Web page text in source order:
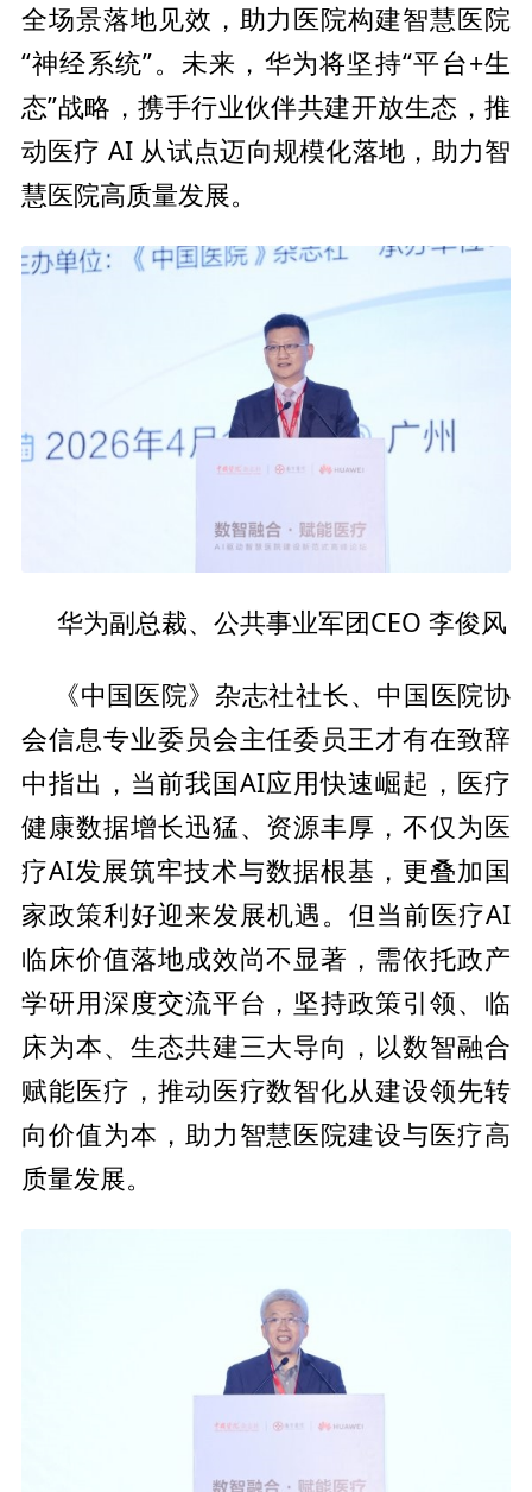
全场景落地见效，助力医院构建智慧医院
“神经系统”。未来，华为将坚持“平台+生
态”战略，携手行业伙伴共建开放生态，推
动医疗 AI 从试点迈向规模化落地，助力智
慧医院高质量发展。
华为副 总裁、公共事业军团CEO 李俊风
《中国医院》杂志社社长、 中国医院协
会信息专业委员会主任委员王才有在致辞
中指出，当前我国AI应用快速崛起，医疗
健康数据增长迅猛、资源丰厚，不仅为医
疗AI发展筑牢技术与数据根基，更叠加国
家政策利好迎来发展机遇。但当前医疗AI
临床价值落地成效尚不显著，需依托政产
学研用深度交流平台，坚持政策引领、临
床为本、生态共建三大导向，以数智融合
赋能医疗，推动医疗数智化从建设领先转
向价值为本，助力智慧医院建设与医疗高
质量发展。